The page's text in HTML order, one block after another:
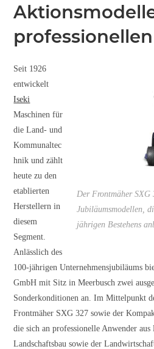
Der Frontmäher SXG
Jubiläumsmodellen,
jährigen Bestehens
Seit 1926
entwickelt
Iseki
Maschinen für
die Land- und
Kommunaltec
hnik und zählt
heute zu den
etablierten
Herstellern in
diesem
Segment.
Anlässlich des
100-jährigen Unternehmensjubiläums
GmbH mit Sitz in Meerbusch zwei
Sonderkonditionen an. Im Mittelpunkt
Frontmäher SXG 327 sowie der
die sich an professionelle Anwender
Landschaftsbau sowie der